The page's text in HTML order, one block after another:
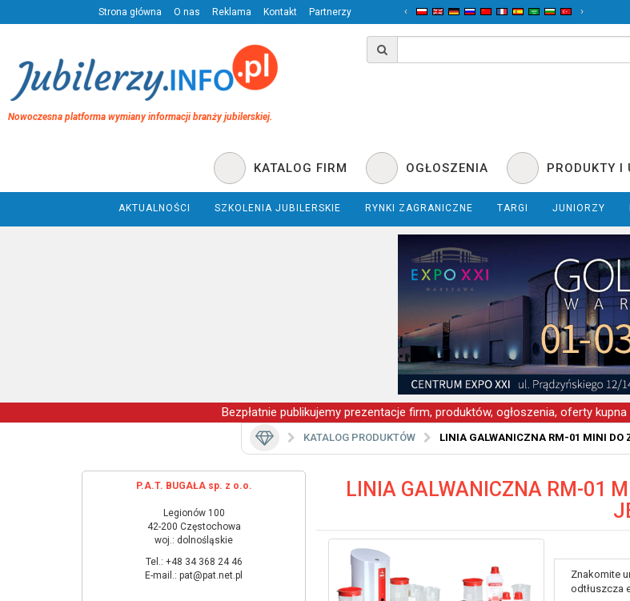
Strona główna O nas Reklama Kontakt Partnerzy ‹ ›
Nowoczesna platforma wymiany informacji branży jubilerskiej.
KATALOG FIRM OGŁOSZENIA PRODUKTY I
AKTUALNOŚCI SZKOLENIA JUBILERSKIE RYNKI ZAGRANICZNE TARGI JUNIORZY
Bezpłatnie publikujemy prezentacje firm, produktów, ogłoszenia, oferty
KATALOG PRODUKTÓW LINIA GALWANICZNA RM-01 MINI DO
P.A.T. BUGAŁA sp. z o.o.
Legionów 100
42-200 Częstochowa
woj.: dolnośląskie
Tel.: +48 34 368 24 46
E-mail.: pat@pat.net.pl
LINIA GALWANICZNA RM-01
Znakomite
odtłuszcza